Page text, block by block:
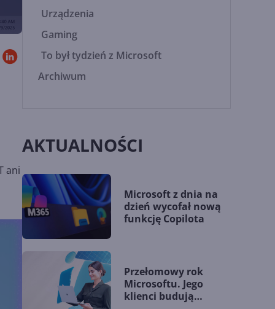
ani
Urządzenia
Gaming
To był tydzień z Microsoft
Archiwum
AKTUALNOŚCI
Microsoft z dnia na
dzień wycofał nową
funkcję Copilota
Przełomowy rok
Microsoftu. Jego
klienci budują